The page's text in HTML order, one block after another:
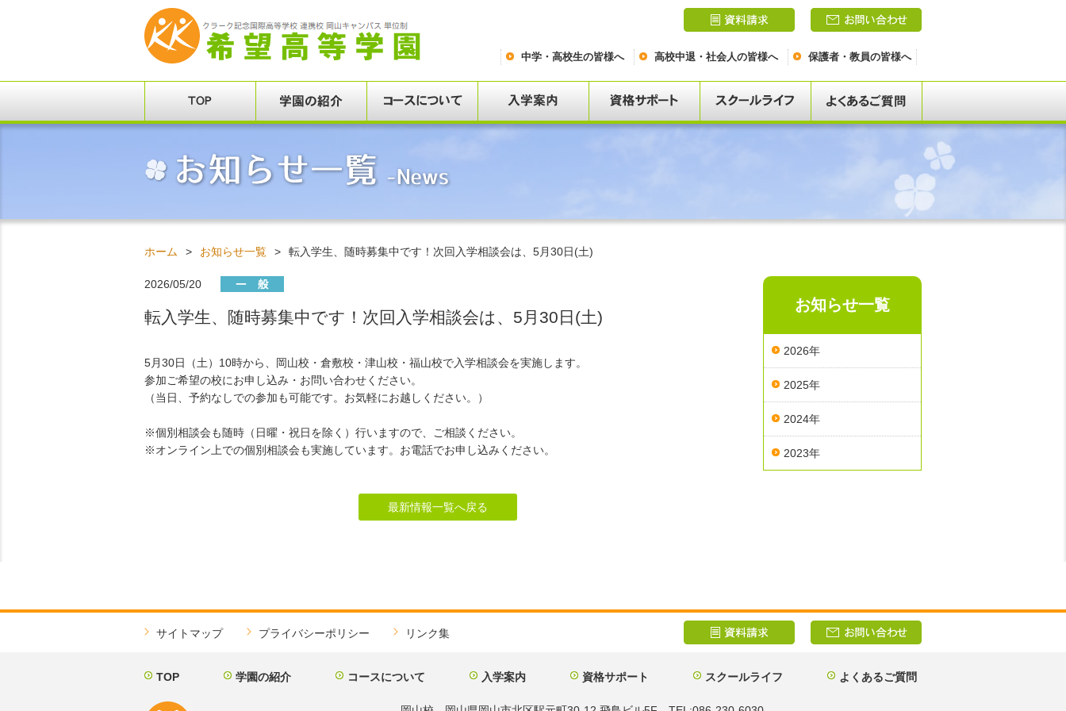
中学・高校生の皆様へ 高校中退・社会人の皆様へ 保護者・教員の皆様へ
ホーム > お知らせ一覧 > 転入学生、随時募集中です！次回入学相談会は、5月30日(土)
2026/05/20
転入学生、随時募集中です！次回入学相談会は、5月30日(土)
5月30日（土）10時から、岡山校・倉敷校・津山校・福山校で入学相談会を実施します。
参加ご希望の校にお申し込み・お問い合わせください。
（当日、予約なしでの参加も可能です。お気軽にお越しください。）
※個別相談会も随時（日曜・祝日を除く）行いますので、ご相談ください。
※オンライン上での個別相談会も実施しています。お電話でお申し込みください。
最新情報一覧へ戻る
お知らせ一覧
2026年
2025年
2024年
2023年
サイトマップ プライバシーポリシー リンク集
TOP 学園の紹介 コースについて 入学案内 資格サポート スクールライフ よくあるご質問